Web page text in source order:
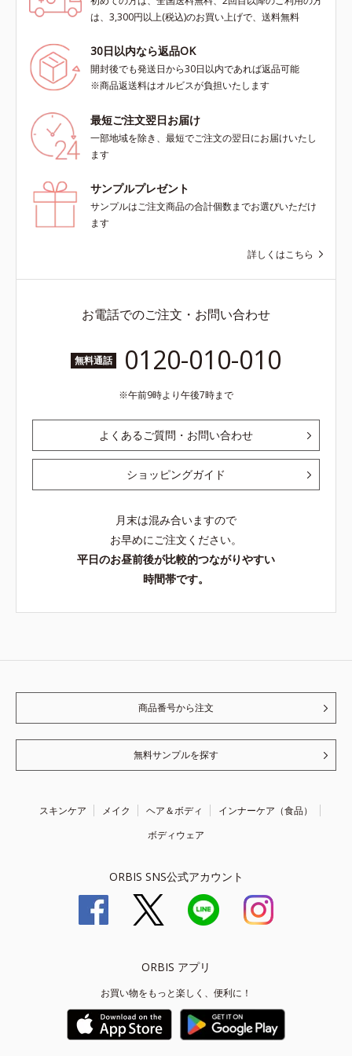
は、3,300円以上(税込)のお買い上げで、送料無料
30日以内なら返品OK
開封後でも発送日から30日以内であれば返品可能
※商品返送料はオルビスが負担いたします
最短ご注文翌日お届け
一部地域を除き、最短でご注文の翌日にお届けいたし
ます
サンプルプレゼント
サンプルはご注文商品の合計個数までお選びいただけ
ます
詳しくはこちら
お電話でのご注文・お問い合わせ
無料通話 0120-010-010
午前9時より午後7時まで
よくあるご質問・お問い合わせ
ショッピングガイド
月末は混み合いますので
お早めにご注文ください。
平日のお昼前後が比較的つながりやすい
時間帯です。
商品番号から注文
無料サンプルを探す
スキンケア メイク ヘア＆ボディ
インナーケア（食品）
ボディウェア
ORBIS SNS公式アカウント
ORBIS アプリ
お買い物をもっと楽しく、便利に！